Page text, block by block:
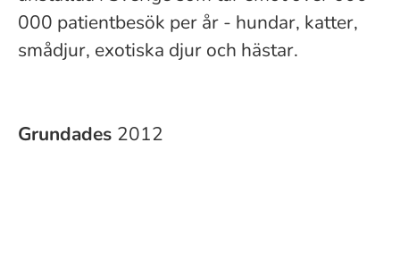
000 patientbesök per år - hundar, katter,
smådjur, exotiska djur och hästar.
Grundades 2012